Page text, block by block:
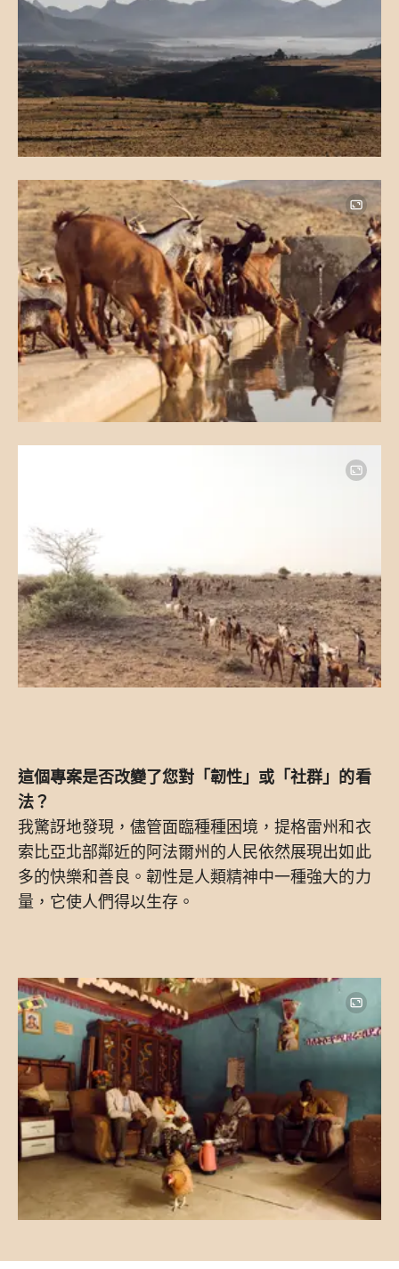
Image
這個專案是否改變了您對「韌性」或「社群」的看
法？
我驚訝地發現，儘管面臨種種困境，提格雷州和衣
索比亞北部鄰近的阿法爾州的人民依然展現出如此
多的快樂和善良。韌性是人類精神中一種強大的力
量，它使人們得以生存。
Image